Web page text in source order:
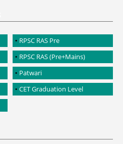
RPSC RAS Pre
RPSC RAS (Pre+Mains)
Patwari
CET Graduation Level